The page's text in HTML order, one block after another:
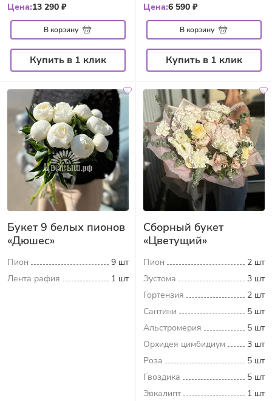
Цена:13 290 ₽
В корзину
Купить в 1 клик
Цена:6 590 ₽
В корзину
Купить в 1 клик
Букет 9 белых пионов
«Дюшес»
Пион
9 шт
Лента рафия
1 шт
Сборный букет
«Цветущий»
Пион
2 шт
Эустома
3 шт
Гортензия
2 шт
Сантини
5 шт
Альстромерия
5 шт
Орхидея цимбидиум
3 шт
Роза
5 шт
Гвоздика
5 шт
Эвкалипт
1 шт